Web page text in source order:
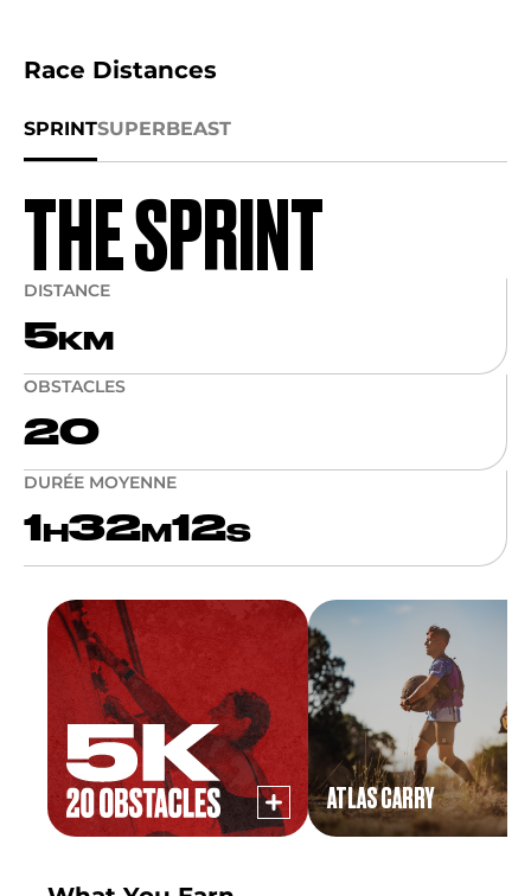
Race Distances
SPRINTSUPERBEAST
THE SPRINT
DISTANCE
5 KM
OBSTACLES
20
DURÉE MOYENNE
1 H 32 M 12S
ATLAS CARRY